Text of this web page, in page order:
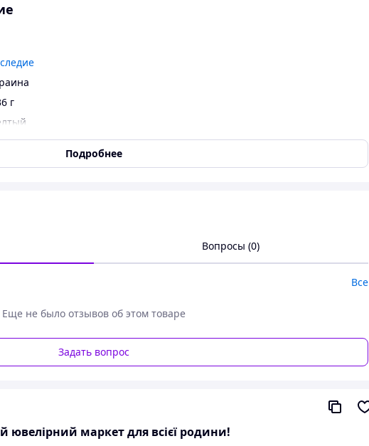
г
с цветочным орнаментом в национальном стиле пара
Подробнее
Вопросы (0)
Все
Еще не было отзывов об этом товаре
Задать вопрос
ювелірний маркет для всієї родини!